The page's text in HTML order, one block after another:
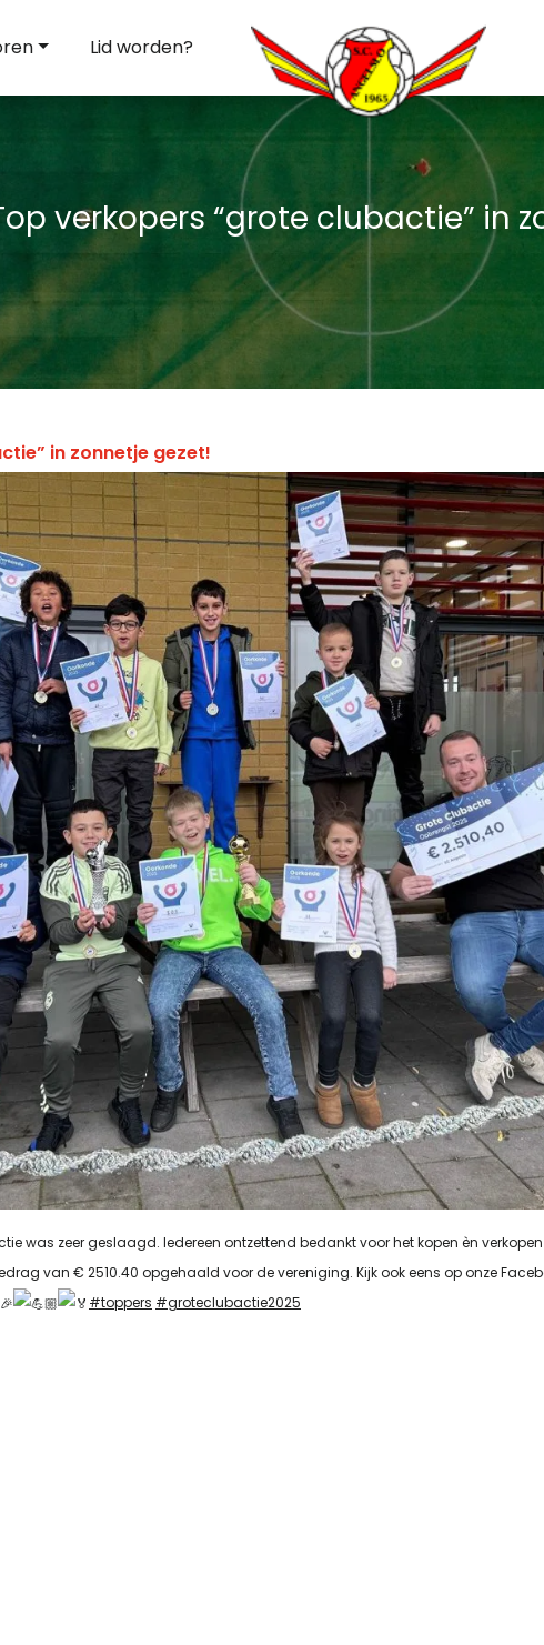
Lid worden?
verkopers “grote clubactie” in
in zonnetje gezet!
was zeer geslaagd. Iedereen ontzettend bedankt voor het kopen èn
van € 2510.40 opgehaald voor de vereniging. Kijk ook eens op onze
#toppers #groteclubactie2025